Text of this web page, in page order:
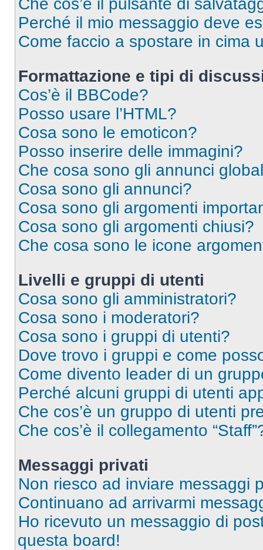
Che cos’è il pulsante di
Perché il mio messaggio deve
Come faccio a spostare in cima
Formattazione e tipi di
Cos’è il BBCode?
Posso usare l’HTML?
Cosa sono le emoticon?
Posso inserire delle immagini?
Che cosa sono gli annunci
Cosa sono gli annunci?
Cosa sono gli argomenti
Cosa sono gli argomenti chiusi?
Che cosa sono le icone
Livelli e gruppi di utenti
Cosa sono gli amministratori?
Cosa sono i moderatori?
Cosa sono i gruppi di utenti?
Dove trovo i gruppi e come
Come divento leader di un
Perché alcuni gruppi di utenti
Che cos’è un gruppo di utenti
Che cos’è il collegamento
Messaggi privati
Non riesco ad inviare messaggi
Continuano ad arrivarmi
Ho ricevuto un messaggio di
questa board!